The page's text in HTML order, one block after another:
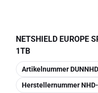
NETSHIELD EUROPE
1TB
Kopieren
Artikelnummer
Kopieren
Herstellernummer